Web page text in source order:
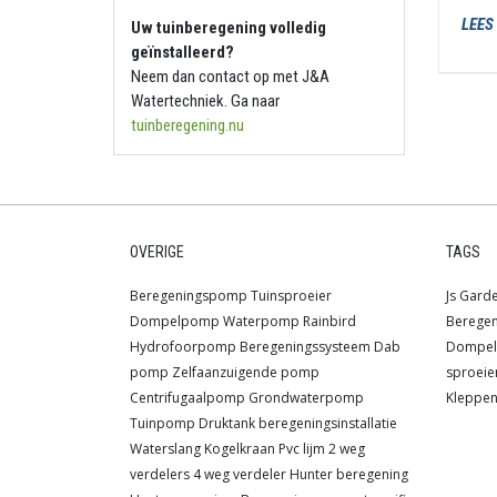
Uw tuinberegening volledig
geïnstalleerd?
Neem dan contact op met J&A
Watertechniek. Ga naar
tuinberegening.nu
een
OVERIGE
Beregeningspomp Tuinsproeier
Dompelpomp Waterpomp Rainbird
Hydrofoorpomp Beregeningssysteem Dab
pomp Zelfaanzuigende pomp
Centrifugaalpomp Grondwaterpomp
Tuinpomp Druktank beregeningsinstallatie
Waterslang Kogelkraan Pvc lijm 2 weg
verdelers 4 weg verdeler Hunter beregening
TAGS
Js